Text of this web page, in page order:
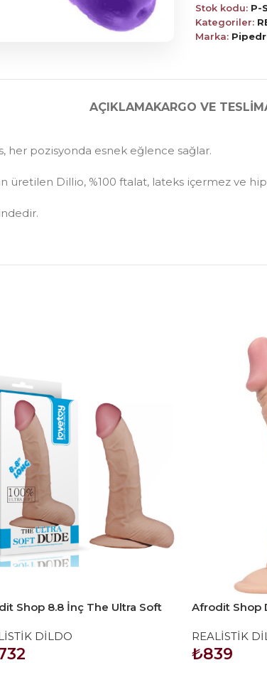
Stok kodu: P-
Kategoriler:
Marka:
AÇIKLAMAKARGO VE
her pozisyonda esnek eğlence sağlar.
üretilen Dillio, %100 ftalat, lateks içermez ve
Shop 8.8 İnç The Ultra Soft
DİLDO
Afrodit Shop
REALİSTİK
₺839